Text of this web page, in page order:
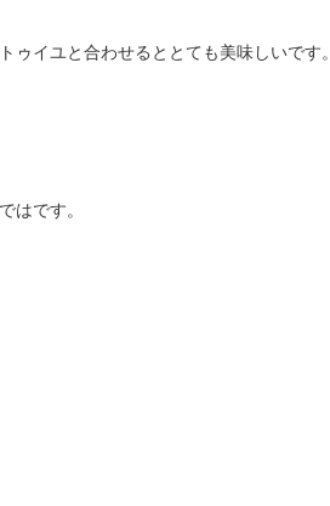
ゥイユと合わせるととても美味しいです。
はです。